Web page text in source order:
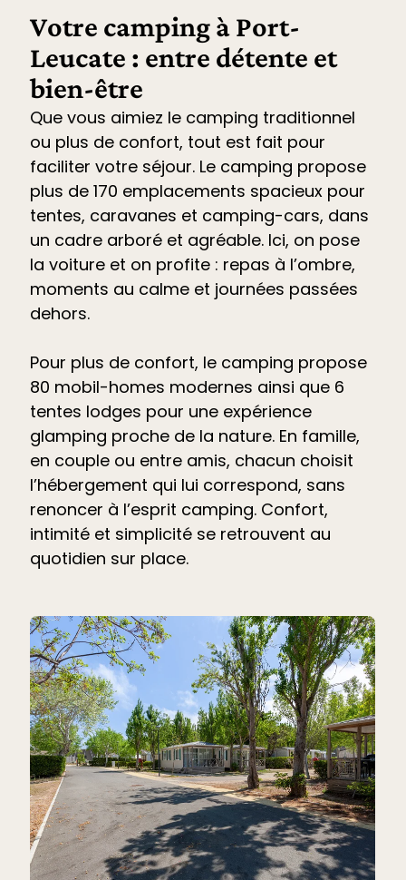
Votre camping à Port-
Leucate : entre détente et
bien-être
Que vous aimiez le camping traditionnel
ou plus de confort, tout est fait pour
faciliter votre séjour. Le camping propose
plus de 170 emplacements spacieux pour
tentes, caravanes et camping-cars, dans
un cadre arboré et agréable. Ici, on pose
la voiture et on profite : repas à l’ombre,
moments au calme et journées passées
dehors.
Pour plus de confort, le camping propose
80 mobil-homes modernes ainsi que 6
tentes lodges pour une expérience
glamping proche de la nature. En famille,
en couple ou entre amis, chacun choisit
l’hébergement qui lui correspond, sans
renoncer à l’esprit camping. Confort,
intimité et simplicité se retrouvent au
quotidien sur place.